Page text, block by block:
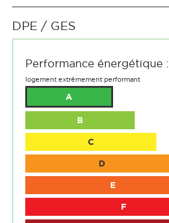
DPE / GES
Performance énergétique :
logement extrêmement performant
A
B
C
D
E
F